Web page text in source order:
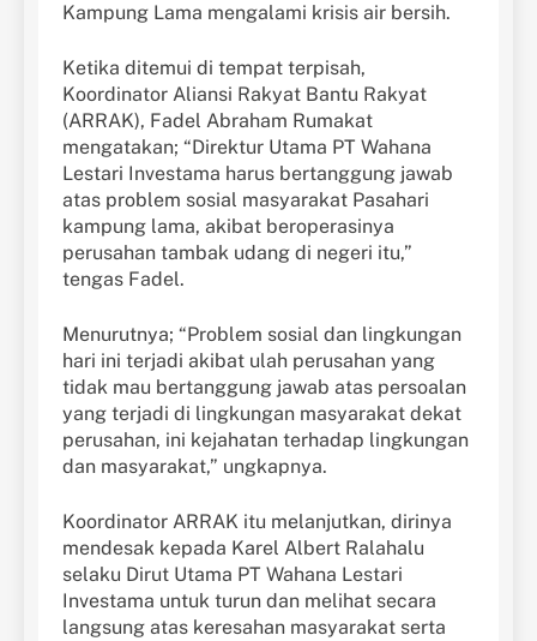
Kampung Lama mengalami krisis air bersih.
Ketika ditemui di tempat terpisah,
Koordinator Aliansi Rakyat Bantu Rakyat
(ARRAK), Fadel Abraham Rumakat
mengatakan; “Direktur Utama PT Wahana
Lestari Investama harus bertanggung jawab
atas problem sosial masyarakat Pasahari
kampung lama, akibat beroperasinya
perusahan tambak udang di negeri itu,”
tengas Fadel.
Menurutnya; “Problem sosial dan lingkungan
hari ini terjadi akibat ulah perusahan yang
tidak mau bertanggung jawab atas persoalan
yang terjadi di lingkungan masyarakat dekat
perusahan, ini kejahatan terhadap lingkungan
dan masyarakat,” ungkapnya.
Koordinator ARRAK itu melanjutkan, dirinya
mendesak kepada Karel Albert Ralahalu
selaku Dirut Utama PT Wahana Lestari
Investama untuk turun dan melihat secara
langsung atas keresahan masyarakat serta